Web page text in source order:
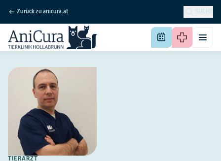
Zurück zu anicura.at SUCHE
TIERARZT